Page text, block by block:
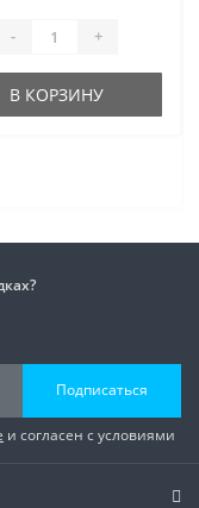
- +
В КОРЗИНУ
Подписаться
и согласен с условиями